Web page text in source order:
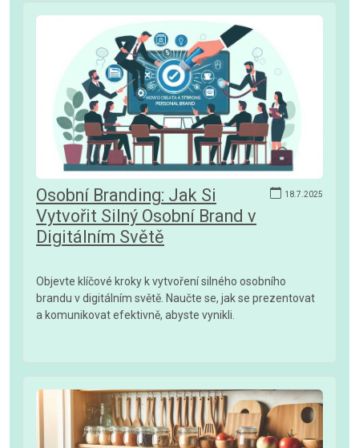
18.7.2025
Osobní Branding: Jak Si
Vytvořit Silný Osobní Brand v
Digitálním Světě
Objevte klíčové kroky k vytvoření silného osobního
brandu v digitálním světě. Naučte se, jak se prezentovat
a komunikovat efektivně, abyste vynikli.